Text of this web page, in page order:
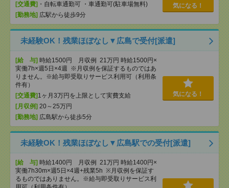
[交通費] ・自転車通勤可 ・車通勤可(駐車場無料)
[勤務地] 広駅から徒歩9分
気になる！
未経験OK！残業ほぼなし▼広島で受付[派遣]
[給 与] 時給1500円 月収例 21万円 時給1500円×
実働7h×週5日×4週 ※月収例を保証するものではあ
りません。※給与即受取りサービス利用可（利用条
件有）
[交通費] 1ヶ月3万円を上限として実費支給
[月収例] 20～25万円
[勤務地] 広島駅から徒歩5分
気になる！
未経験OK！残業ほぼなし▼広島駅での受付[派遣]
[給 与] 時給1400円 月収例 21万円 時給1400円×
実働7h30m×週5日×4週+残業5h ※月収例を保証す
るものではありません。※給与即受取りサービス利